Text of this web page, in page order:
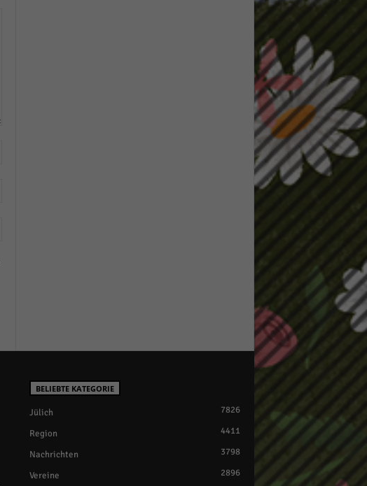
BELIEBTE KATEGORIE
Jülich 7826
Region 4411
Nachrichten 3798
Vereine 2896